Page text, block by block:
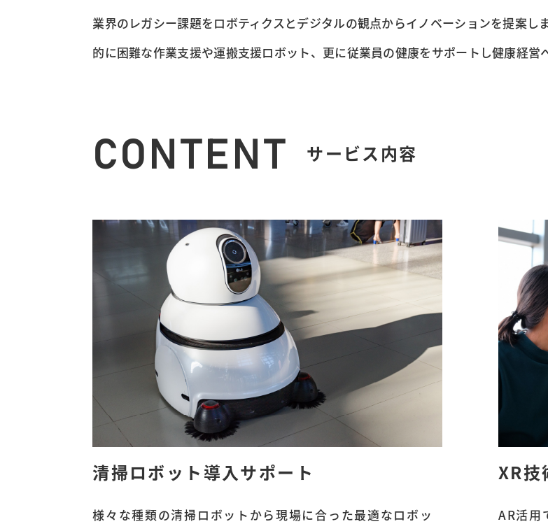
業界のレガシー課題をロボティクスとデジタルの観点からイノベーションを提案
的に困難な作業支援や運搬支援ロボット、更に従業員の健康をサポートし健康経営
CONTENT サービス内容
清掃ロボット導入サポート
様々な種類の清掃ロボットから現場に合った最適なロボッ
XR
AR活用